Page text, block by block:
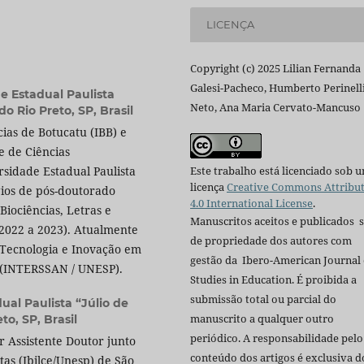
Estadual Paulista
Rio Preto, SP, Brasil
de Botucatu (IBB) e
de Ciências
Estadual Paulista
de pós-doutorado
Letras e
a 2023). Atualmente
e Inovação em
/ UNESP).
Paulista “Júlio de
SP, Brasil
Assistente Doutor junto
(Ibilce/Unesp) de São
LICENÇA
Copyright (c) 2025 Lilian Fernanda
Galesi-Pacheco, Humberto
Neto, Ana Maria Cervato-Mancuso
Este trabalho está licenciado sob
licençaCreative Commons
4.0 International License.
Manuscritos aceitos e publicados
de propriedade dos autores com
gestão da Ibero-American Journal
Studies in Education. É proibida a
submissão total ou parcial do
manuscrito a qualquer outro
periódico. A responsabilidade pelo
conteúdo dos artigos é exclusiva